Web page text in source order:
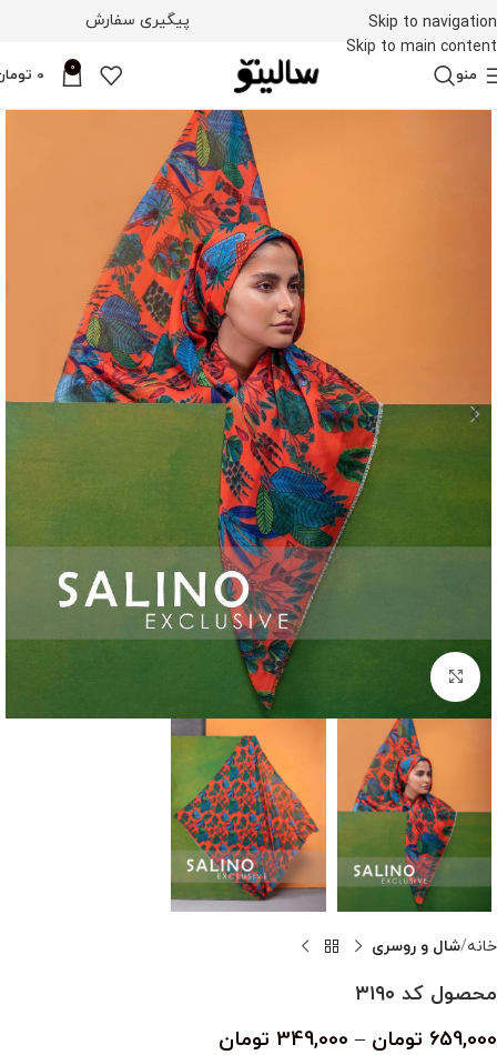
Skip to navigation
Skip to main content
پیگیری سفارش
منو 0
0
بزرگنمایی تصویر
خانه شال و روسری
محصول کد ۳۱۹۰
659,000 تومان –
349,000 تومان